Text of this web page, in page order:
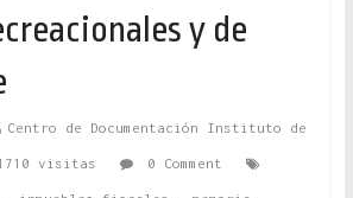
y de
Centro de Documentación Instituto de
visitas 0 Comment